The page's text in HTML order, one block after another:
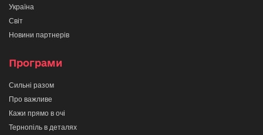
Україна
Світ
Новини партнерів
Програми
Сильні разом
Про важливе
Кажи прямо в очі
Тернопіль в деталях